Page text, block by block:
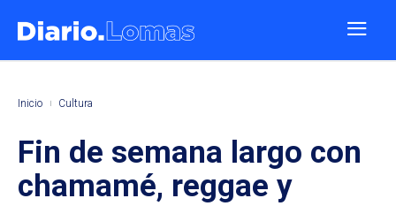
Inicio Cultura
Fin de semana largo con
chamamé, reggae y